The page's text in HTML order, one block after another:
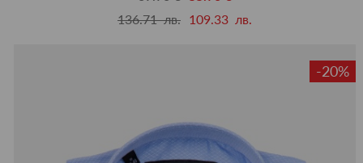
136.71 лв. 109.33 лв.
-20%